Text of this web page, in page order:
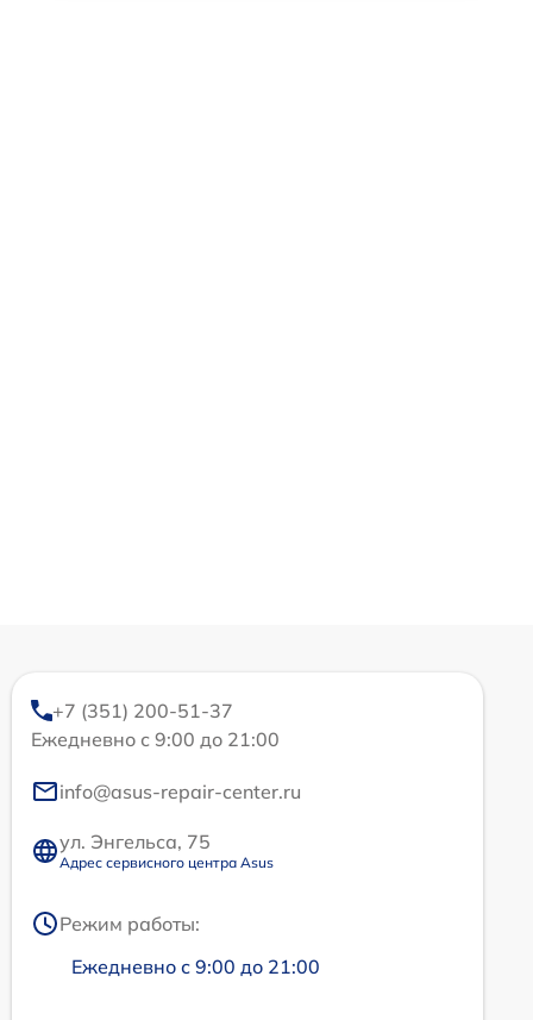
+7 (351) 200-51-37
Ежедневно с 9:00 до 21:00
info@asus-repair-center.ru
ул. Энгельса, 75
Адрес сервисного центра Asus
Режим работы:
Ежедневно с 9:00 до 21:00